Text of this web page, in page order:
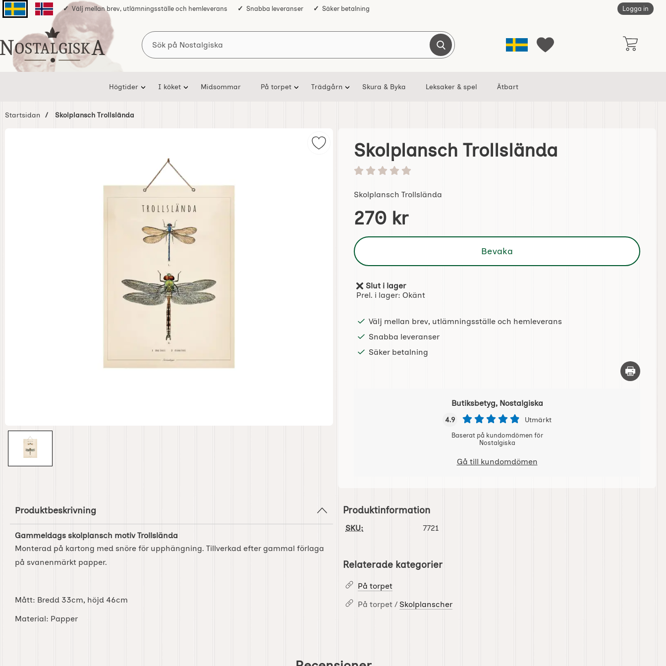
Svenska sidanNorska sidan
Välj mellan brev, utlämningsställe och hemleverans Snabba leveranser Säker betalning Logga in
Startsidan för Nostalgiska Sverige Mina favoriter
Sök
Genomför sökning
Högtider I köket Midsommar På torpet Trädgårn Skura & Byka Leksaker & spel Ätbart
Startsidan Skolplansch Trollslända
Markera skolplansch Trollslända som favorit
Skolplansch Trollslända
Betyg: 0 stjärnor av 5
Skolplansch Trollslända
Handla denna produkt Skolplansch Trollslända
pris
270 kr
Bevaka
Tillgänglighet:
Slut i lager
Prel. i lager: Okänt
Välj mellan brev, utlämningsställe och hemleverans
Snabba leveranser
Säker betalning
Skriv ut
Butiksbetyg, Nostalgiska
4.9 Utmärkt
Baserat på kundomdömen för
Nostalgiska
Gå till kundomdömen
Produktbeskrivning
Gammeldags skolplansch motiv Trollslända
Monterad på kartong med snöre för upphängning. Tillverkad efter gammal förlaga
på svanenmärkt papper.
Mått: Bredd 33cm, höjd 46cm
Material: Papper
Produktinformation
SKU: 7721
Relaterade kategorier
På torpet
På torpet / Skolplanscher